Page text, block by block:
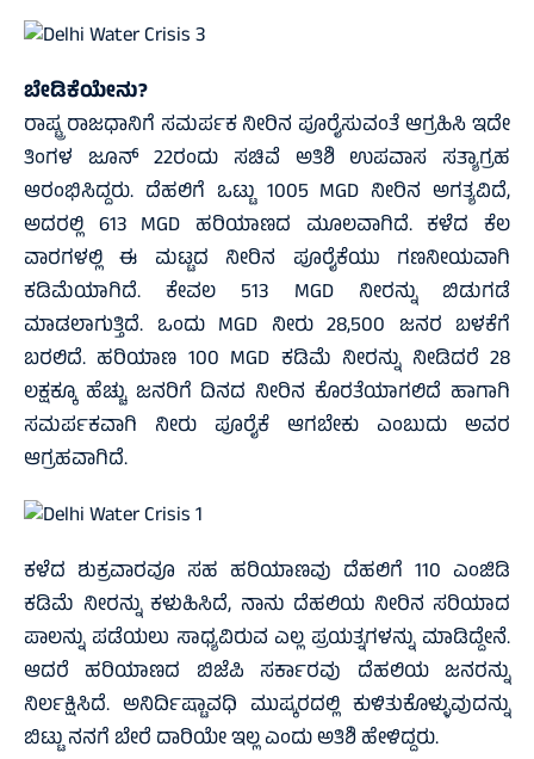
ಬೇಡಿಕೆಯೇನು?
ರಾಷ್ಟ್ರ ರಾಜಧಾನಿಗೆ ಸಮರ್ಪಕ ನೀರಿನ ಪೂರೈಸುವಂತೆ ಆಗ್ರಹಿಸಿ ಇದೇ
ತಿಂಗಳ ಜೂನ್‌ 22ರಂದು ಸಚಿವೆ ಅತಿಶಿ ಉಪವಾಸ ಸತ್ಯಾಗ್ರಹ
ಆರಂಭಿಸಿದ್ದರು. ದೆಹಲಿಗೆ ಒಟ್ಟು 1005 MGD ನೀರಿನ ಅಗತ್ಯವಿದೆ,
ಅದರಲ್ಲಿ 613 MGD ಹರಿಯಾಣದ ಮೂಲವಾಗಿದೆ. ಕಳೆದ ಕೆಲ
ವಾರಗಳಲ್ಲಿ ಈ ಮಟ್ಟದ ನೀರಿನ ಪೂರೈಕೆಯು ಗಣನೀಯವಾಗಿ
ಕಡಿಮೆಯಾಗಿದೆ. ಕೇವಲ 513 MGD ನೀರನ್ನು ಬಿಡುಗಡೆ
ಮಾಡಲಾಗುತ್ತಿದೆ. ಒಂದು MGD ನೀರು 28,500 ಜನರ ಬಳಕೆಗೆ
ಬರಲಿದೆ. ಹರಿಯಾಣ 100 MGD ಕಡಿಮೆ ನೀರನ್ನು ನೀಡಿದರೆ 28
ಲಕ್ಷಕ್ಕೂ ಹೆಚ್ಚು ಜನರಿಗೆ ದಿನದ ನೀರಿನ ಕೊರತೆಯಾಗಲಿದೆ ಹಾಗಾಗಿ
ಸಮರ್ಪಕವಾಗಿ ನೀರು ಪೂರೈಕೆ ಆಗಬೇಕು ಎಂಬುದು ಅವರ
ಆಗ್ರಹವಾಗಿದೆ.
ಕಳೆದ ಶುಕ್ರವಾರವೂ ಸಹ ಹರಿಯಾಣವು ದೆಹಲಿಗೆ 110 ಎಂಜಿಡಿ
ಕಡಿಮೆ ನೀರನ್ನು ಕಳುಹಿಸಿದೆ, ನಾನು ದೆಹಲಿಯ ನೀರಿನ ಸರಿಯಾದ
ಪಾಲನ್ನು ಪಡೆಯಲು ಸಾಧ್ಯವಿರುವ ಎಲ್ಲ ಪ್ರಯತ್ನಗಳನ್ನು ಮಾಡಿದ್ದೇನೆ.
ಆದರೆ ಹರಿಯಾಣದ ಬಿಜೆಪಿ ಸರ್ಕಾರವು ದೆಹಲಿಯ ಜನರನ್ನು
ನಿರ್ಲಕ್ಷಿಸಿದೆ. ಅನಿರ್ದಿಷ್ಟಾವಧಿ ಮುಷ್ಕರದಲ್ಲಿ ಕುಳಿತುಕೊಳ್ಳುವುದನ್ನು
ಬಿಟ್ಟು ನನಗೆ ಬೇರೆ ದಾರಿಯೇ ಇಲ್ಲ ಎಂದು ಅತಿಶಿ ಹೇಳಿದ್ದರು.